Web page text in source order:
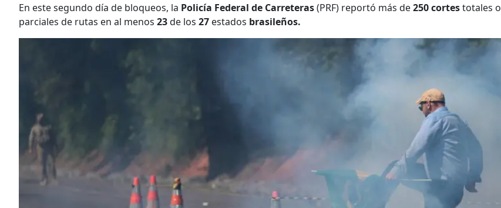
En este segundo día de bloqueos, la Policía Federal de Carreteras(PRF) reportó más de250 cortestotales o
parciales de rutas en al menos 23de los 27 estados brasileños.